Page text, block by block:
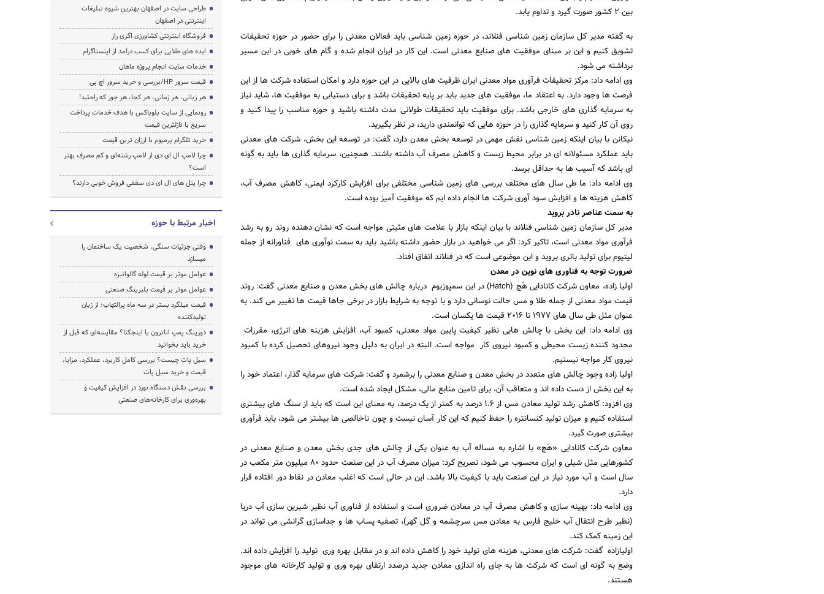
بین 2 کشور صورت گیرد و تداوم یابد.
به گفته مدیر کل سازمان زمین شناسی فنلاند، در حوزه زمین شناسی باید فعالان معدنی را برای حضور در حوزه تحقیقات
تشویق کنیم و این بر مبنای موفقیت های صنایع معدنی است. این کار در ایران انجام شده و گام های خوبی در این مسیر
برداشته می شود.
وی ادامه داد: مرکز تحقیقات فرآوری مواد معدنی ایران ظرفیت های بالایی در این حوزه دارد و امکان استفاده شرکت ها از این
فرصت ها وجود دارد. به اعتقاد ما، موفقیت های جدید باید بر پایه تحقیقات باشد و برای دستیابی به موفقیت ها، شاید نیاز
به سرمایه گذاری های خارجی باشد. برای موفقیت باید تحقیقات طولانی مدت داشته باشید و حوزه مناسب را پیدا کنید و
روی آن کار کنید و سرمایه گذاری را در حوزه هایی که توانمندی دارید، در نظر بگیرید.
نیکانن با بیان اینکه زمین شناسی نقش مهمی در توسعه بخش معدن دارد، گفت: در توسعه این بخش، شرکت های معدنی
باید عملکرد مسئولانه ای در برابر محیط زیست و کاهش مصرف آب داشته باشند. همچنین، سرمایه گذاری ها باید به گونه
ای باشد که آسیب ها به حداقل برسد.
وی ادامه داد: ما طی سال های مختلف بررسی های زمین شناسی مختلفی برای افزایش کارکرد ایمنی، کاهش مصرف آب،
کاهش هزینه ها و افزایش سود آوری شرکت ها انجام داده ایم که موفقیت آمیز بوده است.
به سمت عناصر نادر بروید
مدیر کل سازمان زمین شناسی فنلاند با بیان اینکه بازار با علامت های مثبتی مواجه است که نشان دهنده روند رو به رشد
فرآوری مواد معدنی است، تاکیر کرد: اگر می خواهید در بازار حضور داشته باشید باید به سمت نوآوری های فناورانه از جمله
لیتیوم برای تولید باتری بروید و این موضوعی است که در فنلاند اتفاق افتاد.
ضرورت توجه به فناوری های نوین در معدن
اولیا زاده، معاون شرکت کانادایی هَچ (Hatch) در این سمپوزیوم درباره چالش های بخش معدن و صنایع معدنی گفت: روند
قیمت مواد معدنی از جمله طلا و مس حالت نوسانی دارد و با توجه به شرایط بازار در برخی جاها قیمت ها تغییر می کند. به
عنوان مثل طی سال های 1977 تا 2016 قیمت ها یکسان است.
وی ادامه داد: این بخش با چالش هایی نظیر کیفیت پایین مواد معدنی، کمبود آب، افزایش هزینه های انرژی، مقررات
محدود کننده زیست محیطی و کمبود نیروی کار مواجه است. البته در ایران به دلیل وجود نیروهای تحصیل کرده با کمبود
نیروی کار مواجه نیستیم.
اولیا زاده وجود چالش های متعدد در بخش معدن و صنایع معدنی را برشمرد و گفت: شرکت های سرمایه گذار، اعتماد خود را
به این بخش از دست داده اند و متعاقب آن، برای تامین منابع مالی، مشکل ایجاد شده است.
وی افزود: کاهش رشد تولید معادن مس از 1.6 درصد به کمتر از یک درصد، به معنای این است که باید از سنگ های بیشتری
استفاده کنیم و میزان تولید کنسانتره را حفظ کنیم که این کار آسان نیست و چون ناخالصی ها بیشتر می شود، باید فرآوری
بیشتری صورت گیرد.
معاون شرکت کانادایی «هَچ» با اشاره به مساله آب به عنوان یکی از چالش های جدی بخش معدن و صنایع معدنی در
کشورهایی مثل شیلی و ایران محسوب می شود، تصریح کرد: میزان مصرف آب در این صنعت حدود 80 میلیون متر مکعب در
سال است و آب مورد نیاز در این صنعت باید با کیفیت بالا باشد. این در حالی است که اغلب معادن در نقاط دور افتاده قرار
دارد.
وی ادامه داد: بهینه سازی و کاهش مصرف آب در معادن ضروری است و استفاده از فناوری آب نظیر شیرین سازی آب دریا
(نظیر طرح انتقال آب خلیج فارس به معادن مس سرچشمه و گل گهر)، تصفیه پساب ها و جداسازی گرانشی می تواند در
این زمینه کمک کند.
اولیازاده گفت: شرکت های معدنی، هزینه های تولید خود را کاهش داده اند و در مقابل بهره وری تولید را افزایش داده اند.
وضع به گونه ای است که شرکت ها به جای راه اندازی معادن جدید درصدد ارتقای بهره وری و تولید کارخانه های موجود
هستند.
طراحی سایت در اصفهان بهترین شیوه تبلیغات
اینترنتی در اصفهان
فروشگاه اینترنتی کشاورزی اگری راز
ایده های طلایی برای کسب درآمد از اینستاگرام
خدمات سایت انجام پروژه ماهان
قیمت سرور HP/بررسی و خرید سرور اچ پی
هر زبانی، هر زمانی، هر کجا، هر جور که راحتید!
رونمایی از سایت بلوباکس با هدف خدمات پرداخت
سریع با نازلترین قیمت
خرید تلگرام پرمیوم با ارزان ترین قیمت
چرا لامپ ال ای دی از لامپ رشته‌ای و کم مصرف بهتر
است؟
چرا پنل های ال ای دی سقفی فروش خوبی دارند؟
اخبار مرتبط با حوزه
وقتی جزئیات سنگی، شخصیت یک ساختمان را
میسازد
عوامل موثر بر قیمت لوله گالوانیزه
عوامل موثر بر قیمت بلبرینگ صنعتی
قیمت میلگرد بستر در سه ماه پرالتهاب؛ از زبان
تولیدکننده
دوزینگ پمپ اتاترون یا اینجکتا؟ مقایسه‌ای که قبل از
خرید باید بخوانید
سیل پات چیست؟ بررسی کامل کاربرد، عملکرد، مزایا،
قیمت و خرید سیل پات
بررسی نقش دستگاه نورد در افزایش کیفیت و
بهره‌وری برای کارخانه‌های صنعتی